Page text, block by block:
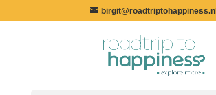
birgit@roadtriptohappiness.nl